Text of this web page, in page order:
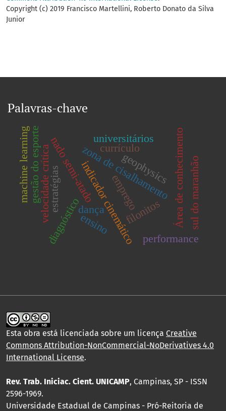
Copyright (c) 2019 Francisco Martellini, Roberto Donato da Silva
Junior
Palavras-chave
zona de cisalhamento
indicador cinemáticofilonitos
dança
ensino Área de conhecimento
nado semi-atado
velocidade crítica
performance
diagnóstico
gestão do esporte
machine learning geophysics
currículo
sul do maranhão
emprego
universitários
estratégias
Esta obra está licenciada sobre um licença Creative
Commons Attribution-NonCommercial-NoDerivatives 4.0
International License.
Rev. Trab. Iniciac. Cient. UNICAMP, Campinas, SP - ISSN
2596-1969.
Universidade Estadual de Campinas - Pró-Reitoria de